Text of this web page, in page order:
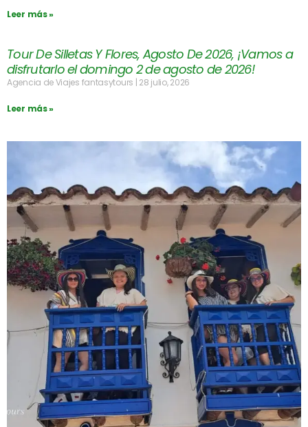
Leer más »
Tour De Silletas Y Flores, Agosto De 2026, ¡Vamos a
disfrutarlo el domingo 2 de agosto de 2026!
Agencia de Viajes fantasytours 28 julio, 2026
Leer más »